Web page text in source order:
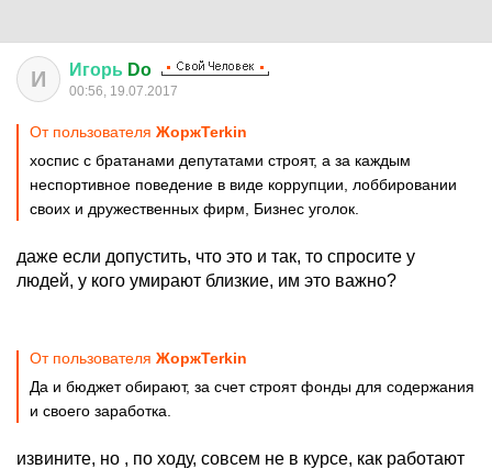
И Игорь Do
00:56, 19.07.2017
От пользователя ЖоржTerkin
хоспис с братанами депутатами строят, а за каждым
неспортивное поведение в виде коррупции, лоббировании
своих и дружественных фирм, Бизнес уголок.
даже если допустить, что это и так, то спросите у
людей, у кого умирают близкие, им это важно?
От пользователя ЖоржTerkin
Да и бюджет обирают, за счет строят фонды для содержания
и своего заработка.
извините, но , по ходу, совсем не в курсе, как работают